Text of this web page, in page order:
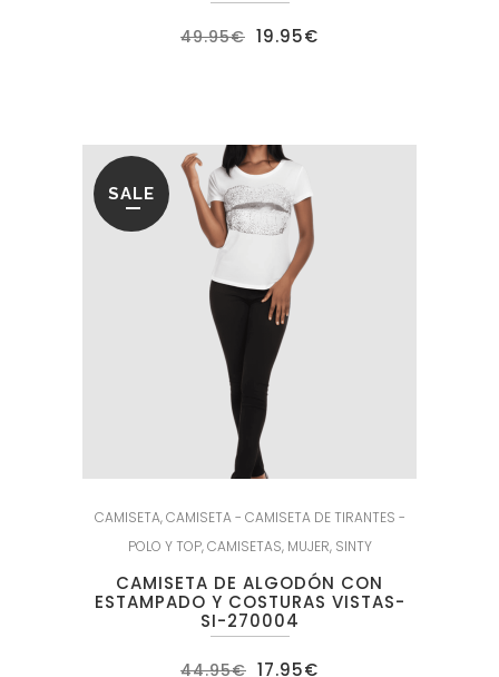
49.95€ El
precio
19.95€
SALE
CAMISETA,CAMISETA - CAMISETA DE TIRANTES -
POLO Y TOP,CAMISETAS, MUJER, SINTY
CAMISETA DE ALGODÓN CON
ESTAMPADO Y COSTURAS VISTAS-
SI-270004
44.95€ El
17.95€